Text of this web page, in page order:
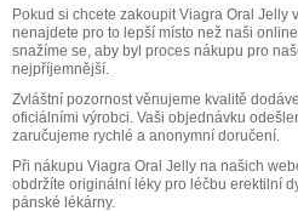
Pokud si chcete zakoupit Viagra Oral Jelly
nenajdete pro to lepší místo než naši
snažíme se, aby byl proces nákupu pro
nejpříjemnější.
Zvláštní pozornost věnujeme kvalitě
oficiálními výrobci. Vaši objednávku
zaručujeme rychlé a anonymní doručení.
Při nákupu Viagra Oral Jelly na našich
obdržíte originální léky pro léčbu erektilní
pánské lékárny.